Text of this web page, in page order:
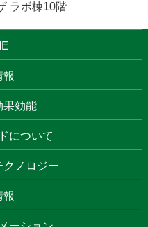
ラボ棟10階
報
果効能
について
クノロジー
報